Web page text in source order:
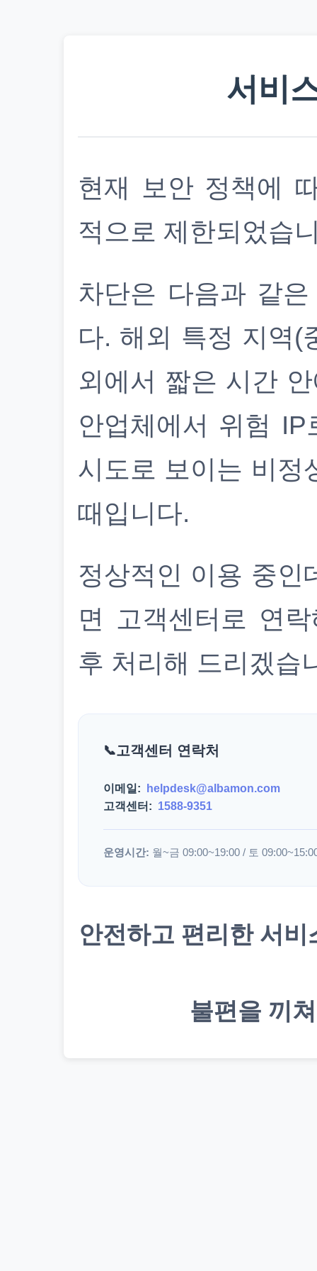
서비
현재 보안 정책에
적으로 제한되었습
차단은 다음과 같
다. 해외 특정 지역(
외에서 짧은 시간
안업체에서 위험
시도로 보이는 비정
때입니다.
정상적인 이용 중인
면 고객센터로 연
후 처리해 드리겠습
고객센터 연락처
이메일:
helpdesk@albamon.com
고객센터: 1588-9351
운영시간: 월~금 09:00~19:00 / 토
안전하고 편리한 서
불편을 끼